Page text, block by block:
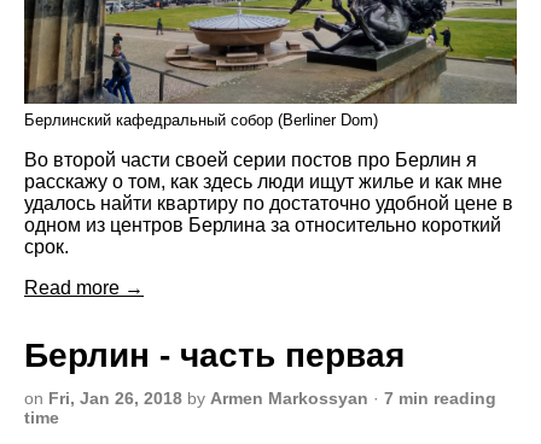
Берлинский кафедральный собор (Berliner Dom)
Во второй части своей серии постов про Берлин я
расскажу о том, как здесь люди ищут жилье и как мне
удалось найти квартиру по достаточно удобной цене в
одном из центров Берлина за относительно короткий
срок.
Read more →
Берлин - часть первая
on Fri, Jan 26, 2018 by Armen Markossyan · 7 min reading
time